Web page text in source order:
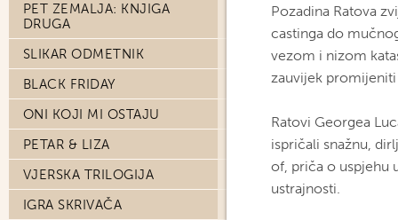
PET ZEMALJA: KNJIGA
DRUGA
SLIKAR ODMETNIK
BLACK FRIDAY
ONI KOJI MI OSTAJU
PETAR & LIZA
VJERSKA TRILOGIJA
IGRA SKRIVAČA
Pozadina Ratova
castinga do
vezom i nizom
zauvijek
Ratovi Georgea
ispričali snažnu,
of, priča o uspjehu
ustrajnosti.